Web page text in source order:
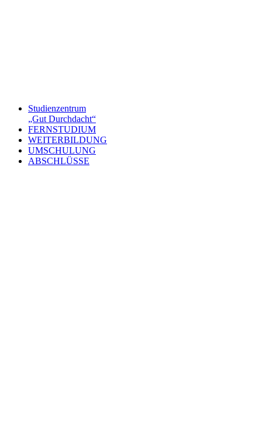
Studienzentrum
„Gut Durchdacht“
FERNSTUDIUM
WEITERBILDUNG
UMSCHULUNG
ABSCHLÜSSE